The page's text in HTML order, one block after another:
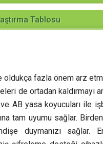
Tablosu
fazla önem arz
de ortadan kaldırmayı
AB yasa koyucuları ile
tam uyumu sağlar.
duymanızı sağlar.